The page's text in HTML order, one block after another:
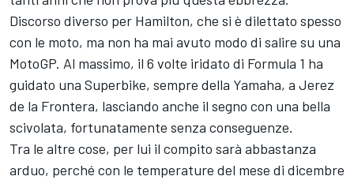
Discorso diverso per Hamilton, che si è dilettato spesso
con le moto, ma non ha mai avuto modo di salire su una
MotoGP. Al massimo, il 6 volte iridato di Formula 1 ha
guidato una Superbike, sempre della Yamaha, a Jerez
de la Frontera, lasciando anche il segno con una bella
scivolata, fortunatamente senza conseguenze.
Tra le altre cose, per lui il compito sarà abbastanza
arduo, perché con le temperature del mese di dicembre